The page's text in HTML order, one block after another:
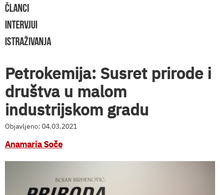
ČLANCI
INTERVJUI
ISTRAŽIVANJA
Petrokemija: Susret prirode i
društva u malom
industrijskom gradu
Objavljeno: 04.03.2021
Anamaria Soče